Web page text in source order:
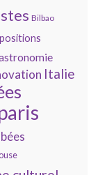
Bilbao
Italie